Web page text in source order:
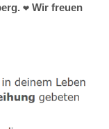
❤ Wir freuen